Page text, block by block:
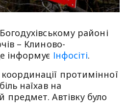
районі
– Клиново-
інформує Інфосіті.
протимінної
наїхав на
предмет. Автівку було